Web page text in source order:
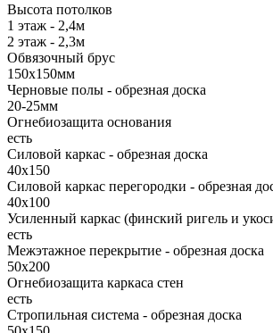
Высота потолков
1 этаж - 2,4м
2 этаж - 2,3м
Обвязочный брус
150х150мм
Черновые полы - обрезная доска
20-25мм
Огнебиозащита основания
есть
Силовой каркас - обрезная доска
40х150
Силовой каркас перегородки - обрезная
40x100
Усиленный каркас (финский ригель и
есть
Межэтажное перекрытие - обрезная доска
50х200
Огнебиозащита каркаса стен
есть
Стропильная система - обрезная доска